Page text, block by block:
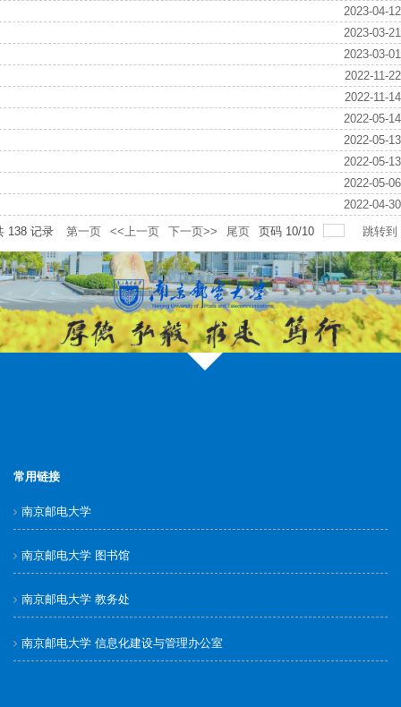
2023-04-12
2023-03-21
2023-03-01
2022-11-22
2022-11-14
2022-05-14
2022-05-13
2022-05-13
2022-05-06
2022-04-30
138 记录 第一页 <<上一页 下一页>> 尾页 页码 10/10 跳转到
常用链接
南京邮电大学
南京邮电大学 图书馆
南京邮电大学 教务处
南京邮电大学 信息化建设与管理办公室